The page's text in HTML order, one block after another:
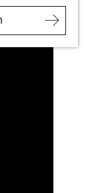
Leiden